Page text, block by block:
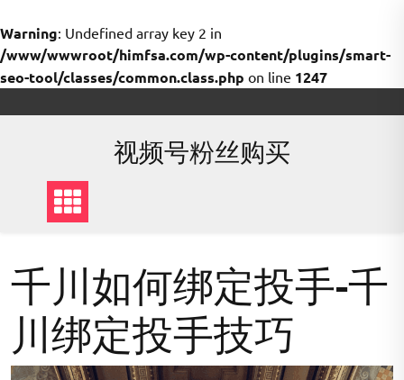
Warning: Undefined array key 2 in
/www/wwwroot/himfsa.com/wp-content/plugins/smart-
seo-tool/classes/common.class.php on line 1247
to
视频号粉丝购买
千川如何绑定投手-千
川绑定投手技巧